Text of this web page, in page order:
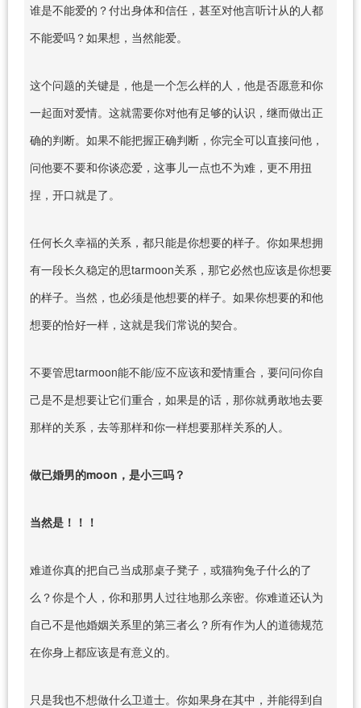
谁是不能爱的？付出身体和信任，甚至对他言听计从的人都
不能爱吗？如果想，当然能爱。
这个问题的关键是，他是一个怎么样的人，他是否愿意和你
一起面对爱情。这就需要你对他有足够的认识，继而做出正
确的判断。如果不能把握正确判断，你完全可以直接问他，
问他要不要和你谈恋爱，这事儿一点也不为难，更不用扭
捏，开口就是了。
任何长久幸福的关系，都只能是你想要的样子。你如果想拥
有一段长久稳定的思tarmoon关系，那它必然也应该是你想要
的样子。当然，也必须是他想要的样子。如果你想要的和他
想要的恰好一样，这就是我们常说的契合。
不要管思tarmoon能不能/应不应该和爱情重合，要问问你自
己是不是想要让它们重合，如果是的话，那你就勇敢地去要
那样的关系，去等那样和你一样想要那样关系的人。
做已婚男的moon，是小三吗？
当然是！！！
难道你真的把自己当成那桌子凳子，或猫狗兔子什么的了
么？你是个人，你和那男人过往地那么亲密。你难道还认为
自己不是他婚姻关系里的第三者么？所有作为人的道德规范
在你身上都应该是有意义的。
只是我也不想做什么卫道士。你如果身在其中，并能得到自